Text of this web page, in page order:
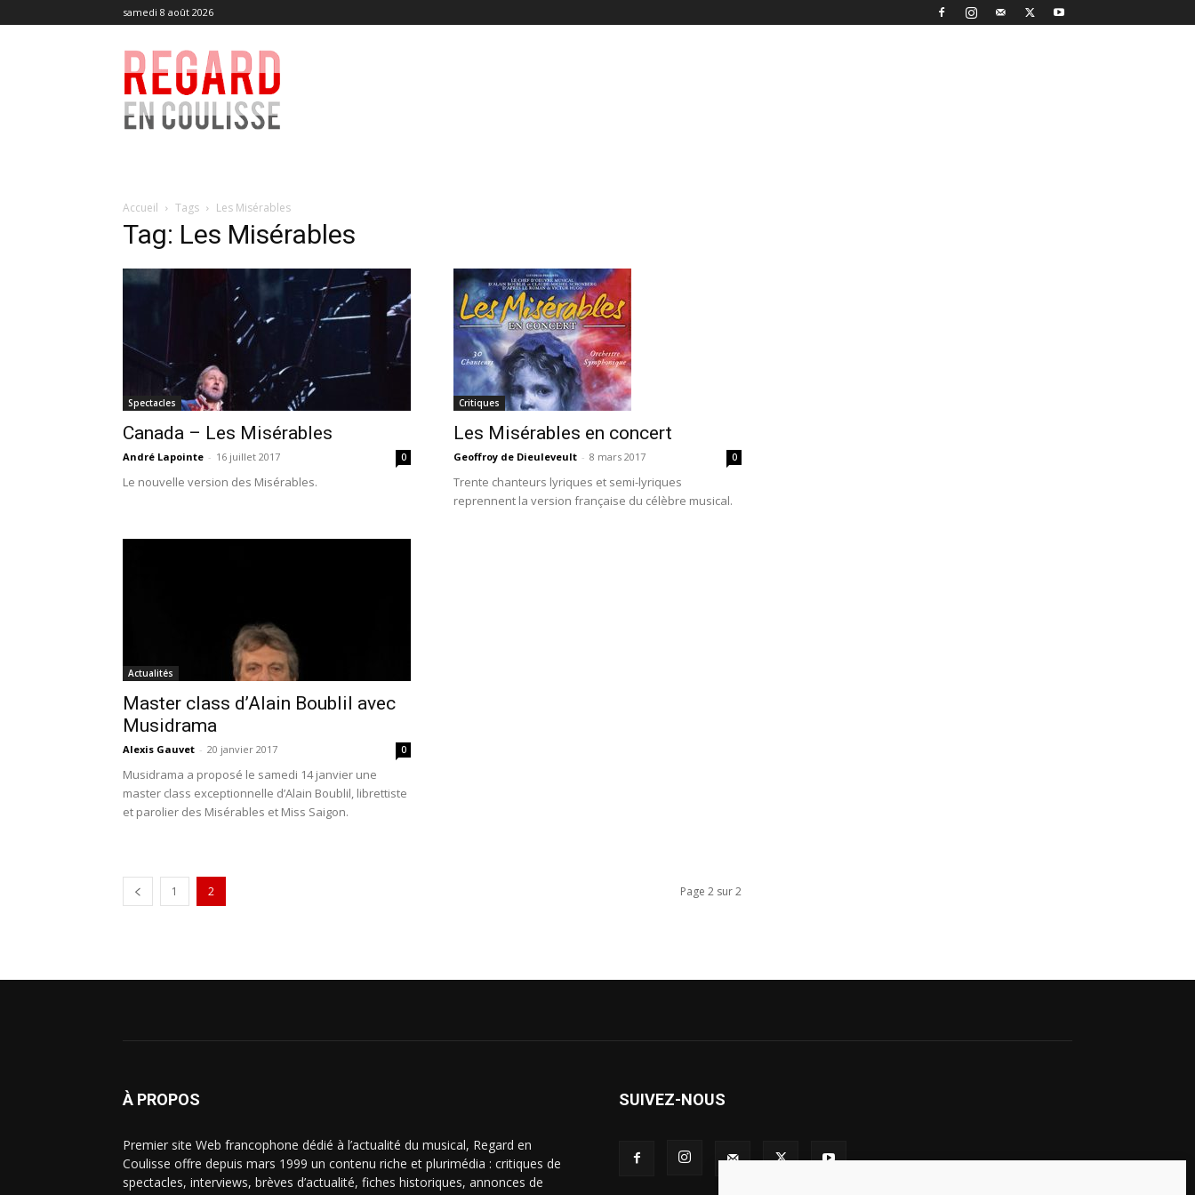
samedi 8 août 2026
Regard
en
Coulisse
Accueil Tags Les Misérables
Tag: Les Misérables
Spectacles
Canada – Les Misérables
André Lapointe - 16 juillet 2017 0
Le nouvelle version des Misérables.
Critiques
Les Misérables en concert
Geoffroy de Dieuleveult - 8 mars 2017 0
Trente chanteurs lyriques et semi-lyriques
reprennent la version française du célèbre musical.
Actualités
Master class d’Alain Boublil avec
Musidrama
Alexis Gauvet - 20 janvier 2017 0
Musidrama a proposé le samedi 14 janvier une
master class exceptionnelle d’Alain Boublil, librettiste
et parolier des Misérables et Miss Saigon.
1 2 Page 2 sur 2
À PROPOS
Premier site Web francophone dédié à l’actualité du musical, Regard en
Coulisse offre depuis mars 1999 un contenu riche et plurimédia : critiques de
spectacles, interviews, brèves d’actualité, fiches historiques, annonces de
SUIVEZ-NOUS